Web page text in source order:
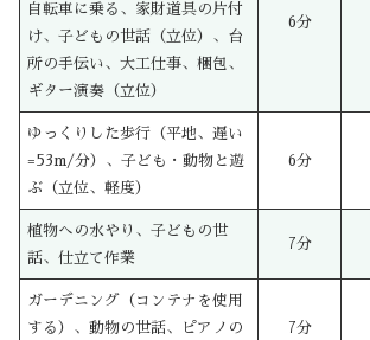
自転車に乗る、家財道具の片付
け、子どもの世話（立位）、台
所の手伝い、大工仕事、梱包、
ギター演奏（立位）
6分
ゆっくりした歩行（平地、遅い
=53m/分）、子ども・動物と遊
ぶ（立位、軽度）
6分
植物への水やり、子どもの世
話、仕立て作業
7分
ガーデニング（コンテナを使用
する）、動物の世話、ピアノの
7分